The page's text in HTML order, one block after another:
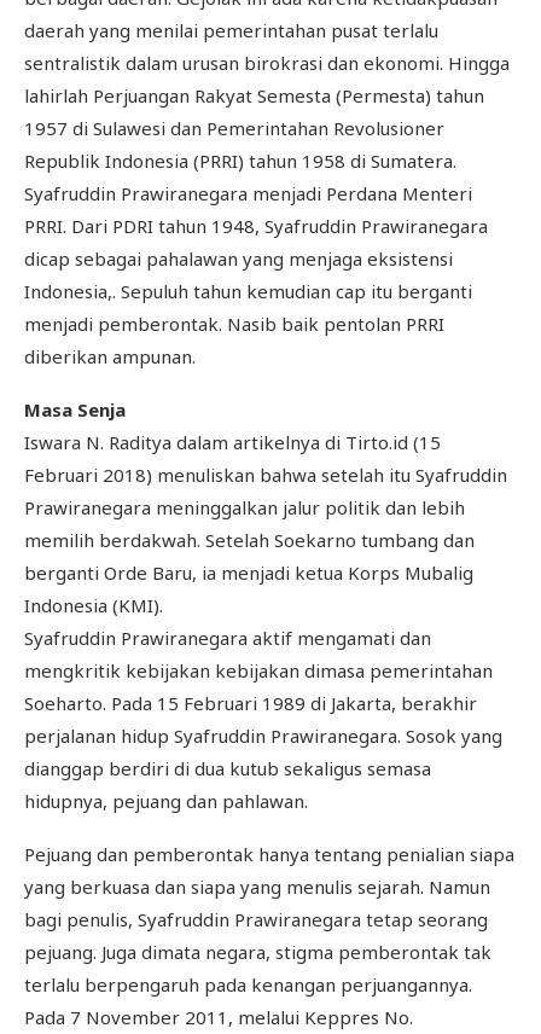
daerah yang menilai pemerintahan pusat terlalu
sentralistik dalam urusan birokrasi dan ekonomi. Hingga
lahirlah Perjuangan Rakyat Semesta (Permesta) tahun
1957 di Sulawesi dan Pemerintahan Revolusioner
Republik Indonesia (PRRI) tahun 1958 di Sumatera.
Syafruddin Prawiranegara menjadi Perdana Menteri
PRRI. Dari PDRI tahun 1948, Syafruddin Prawiranegara
dicap sebagai pahalawan yang menjaga eksistensi
Indonesia,. Sepuluh tahun kemudian cap itu berganti
menjadi pemberontak. Nasib baik pentolan PRRI
diberikan ampunan.
Masa Senja
Iswara N. Raditya dalam artikelnya di Tirto.id (15
Februari 2018) menuliskan bahwa setelah itu Syafruddin
Prawiranegara meninggalkan jalur politik dan lebih
memilih berdakwah. Setelah Soekarno tumbang dan
berganti Orde Baru, ia menjadi ketua Korps Mubalig
Indonesia (KMI).
Syafruddin Prawiranegara aktif mengamati dan
mengkritik kebijakan kebijakan dimasa pemerintahan
Soeharto. Pada 15 Februari 1989 di Jakarta, berakhir
perjalanan hidup Syafruddin Prawiranegara. Sosok yang
dianggap berdiri di dua kutub sekaligus semasa
hidupnya, pejuang dan pahlawan.
Pejuang dan pemberontak hanya tentang penialian siapa
yang berkuasa dan siapa yang menulis sejarah. Namun
bagi penulis, Syafruddin Prawiranegara tetap seorang
pejuang. Juga dimata negara, stigma pemberontak tak
terlalu berpengaruh pada kenangan perjuangannya.
Pada 7 November 2011, melalui Keppres No.